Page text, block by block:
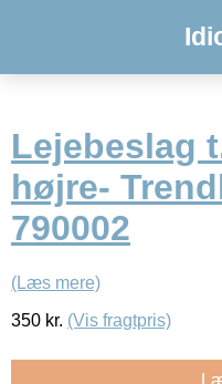
Lejebeslag
højre-
790002
(Læs mere)
350 kr. (Vis fragtpris)